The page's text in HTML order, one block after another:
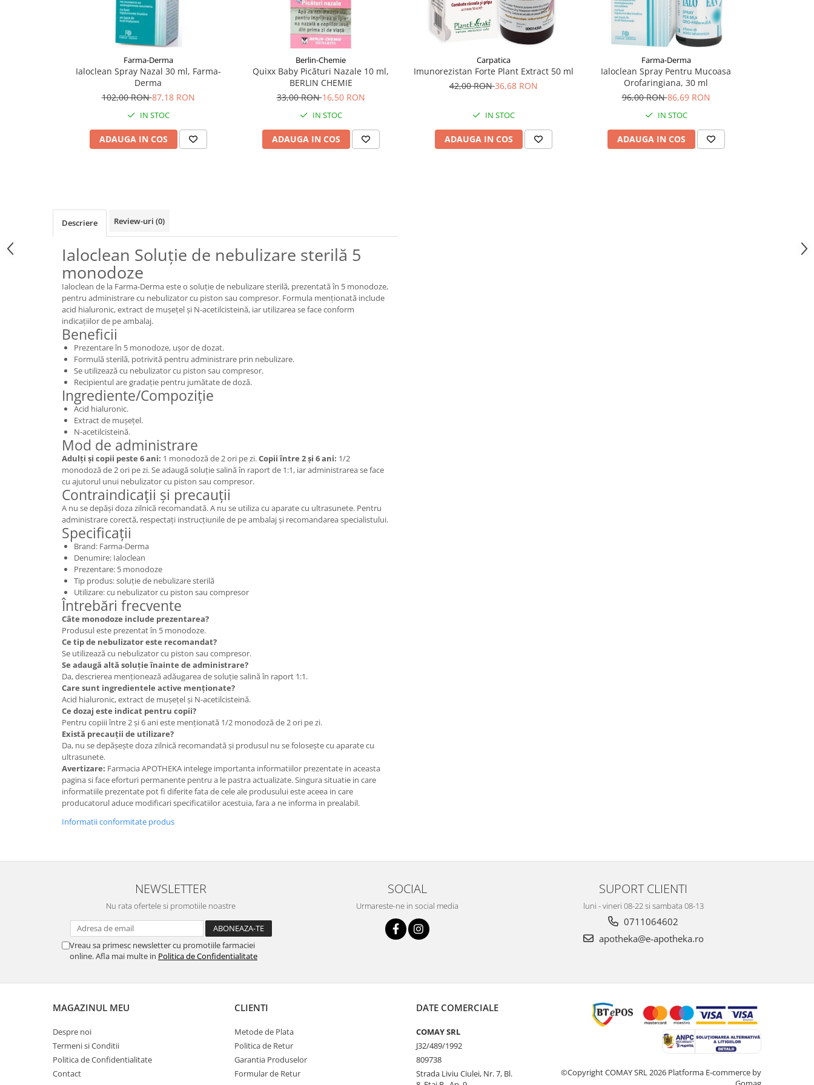
Tincturi si Gemoderivate
Farma-Derma
Ialoclean Spray Nazal 30 ml, Farma-
Derma
102,00 RON87,18 RON
IN STOC
ADAUGA IN COS
Berlin-Chemie
Quixx Baby Picături Nazale 10 ml,
BERLIN CHEMIE
33,00 RON16,50 RON
IN STOC
ADAUGA IN COS
Carpatica
Imunorezistan Forte Plant Extract 50 ml
42,00 RON36,68 RON
IN STOC
ADAUGA IN COS
Farma-Derma
Ialoclean Spray Pentru Mucoasa
Orofaringiana, 30 ml
96,00 RON86,69 RON
IN STOC
ADAUGA IN COS
Descriere Review-uri (0)
Ialoclean Soluție de nebulizare sterilă 5
monodoze
Ialoclean de la Farma-Derma este o soluție de nebulizare sterilă, prezentată în 5 monodoze,
pentru administrare cu nebulizator cu piston sau compresor. Formula menționată include
acid hialuronic, extract de mușețel și N-acetilcisteină, iar utilizarea se face conform
indicațiilor de pe ambalaj.
Beneficii
Prezentare în 5 monodoze, ușor de dozat.
Formulă sterilă, potrivită pentru administrare prin nebulizare.
Se utilizează cu nebulizator cu piston sau compresor.
Recipientul are gradație pentru jumătate de doză.
Ingrediente/Compoziție
Acid hialuronic.
Extract de mușețel.
N-acetilcisteină.
Mod de administrare
Adulți și copii peste 6 ani: 1 monodoză de 2 ori pe zi.Copii între 2 și 6 ani: 1/2
monodoză de 2 ori pe zi. Se adaugă soluție salină în raport de 1:1, iar administrarea se face
cu ajutorul unui nebulizator cu piston sau compresor.
Contraindicații și precauții
A nu se depăși doza zilnică recomandată. A nu se utiliza cu aparate cu ultrasunete. Pentru
administrare corectă, respectați instrucțiunile de pe ambalaj și recomandarea specialistului.
Specificații
Brand: Farma-Derma
Denumire: Ialoclean
Prezentare: 5 monodoze
Tip produs: soluție de nebulizare sterilă
Utilizare: cu nebulizator cu piston sau compresor
Întrebări frecvente
Câte monodoze include prezentarea?
Produsul este prezentat în 5 monodoze.
Ce tip de nebulizator este recomandat?
Se utilizează cu nebulizator cu piston sau compresor.
Se adaugă altă soluție înainte de administrare?
Da, descrierea menționează adăugarea de soluție salină în raport 1:1.
Care sunt ingredientele active menționate?
Acid hialuronic, extract de mușețel și N-acetilcisteină.
Ce dozaj este indicat pentru copii?
Pentru copiii între 2 și 6 ani este menționată 1/2 monodoză de 2 ori pe zi.
Există precauții de utilizare?
Da, nu se depășește doza zilnică recomandată și produsul nu se folosește cu aparate cu
ultrasunete.
Avertizare: Farmacia APOTHEKA intelege importanta informatiilor prezentate in aceasta
pagina si face eforturi permanente pentru a le pastra actualizate. Singura situatie in care
informatiile prezentate pot fi diferite fata de cele ale produsului este aceea in care
producatorul aduce modificari specificatiilor acestuia, fara a ne informa in prealabil.
Informatii conformitate produs
NEWSLETTER
Nu rata ofertele si promotiile noastre
Vreau sa primesc newsletter cu promotiile farmaciei
online. Afla mai multe in Politica de Confidentialitate
SOCIAL
Urmareste-ne in social media
SUPORT CLIENTI
luni - vineri 08-22 si sambata 08-13
0711064602
apotheka@e-apotheka.ro
MAGAZINUL MEU
Despre noi
Termeni si Conditii
Politica de Confidentialitate
Contact
CLIENTI
Metode de Plata
Politica de Retur
Garantia Produselor
Formular de Retur
DATE COMERCIALE
COMAY SRL
J32/489/1992
809738
Strada Liviu Ciulei, Nr. 7, Bl.
©Copyright COMAY SRL 2026 Platforma E-commerce by